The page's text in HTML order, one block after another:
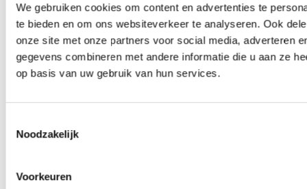
We gebruiken cookies om content en advertenties te
te bieden en om ons websiteverkeer te analyseren. Ook
onze site met onze partners voor social media, adverteren
gegevens combineren met andere informatie die u aan ze
op basis van uw gebruik van hun services.
Noodzakelijk
Voorkeuren